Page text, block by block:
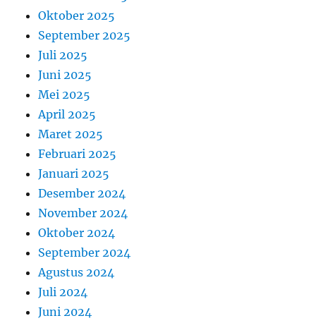
Oktober 2025
September 2025
Juli 2025
Juni 2025
Mei 2025
April 2025
Maret 2025
Februari 2025
Januari 2025
Desember 2024
November 2024
Oktober 2024
September 2024
Agustus 2024
Juli 2024
Juni 2024